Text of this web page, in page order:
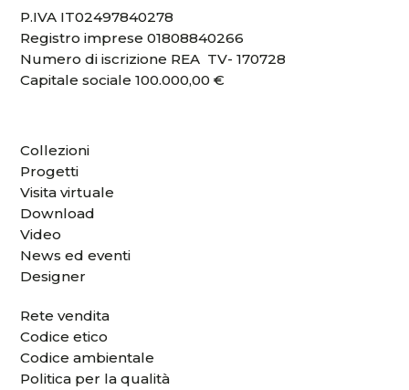
P.IVA IT02497840278
Registro imprese 01808840266
Numero di iscrizione REA TV- 170728
Capitale sociale 100.000,00 €
Collezioni
Progetti
Visita virtuale
Download
Video
News ed eventi
Designer
Rete vendita
Codice etico
Codice ambientale
Politica per la qualità